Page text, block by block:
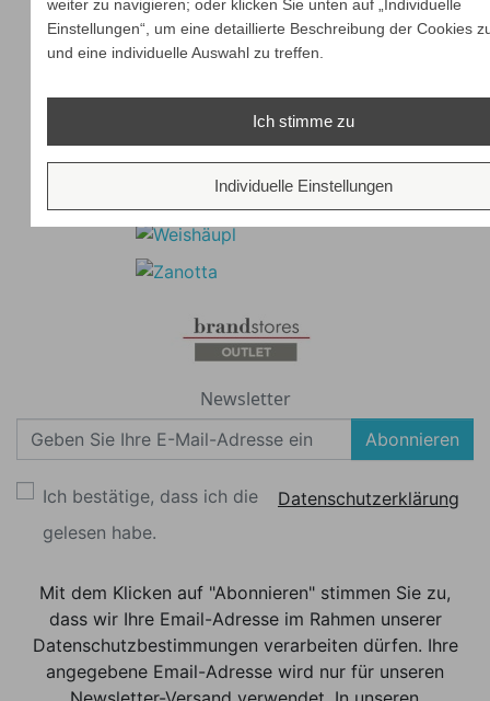
Newsletter
Abonnieren
Ich bestätige, dass ich die
Datenschutzerklärung
gelesen habe.
Mit dem Klicken auf "Abonnieren" stimmen Sie zu,
dass wir Ihre Email-Adresse im Rahmen unserer
Datenschutzbestimmungen verarbeiten dürfen. Ihre
angegebene Email-Adresse wird nur für unseren
weiter zu navigieren; oder klicken Sie unten auf „Individuelle
Einstellungen“, um eine detaillierte Beschreibung der Cookies
und eine individuelle Auswahl zu treffen.
Ich stimme zu
Individuelle Einstellungen